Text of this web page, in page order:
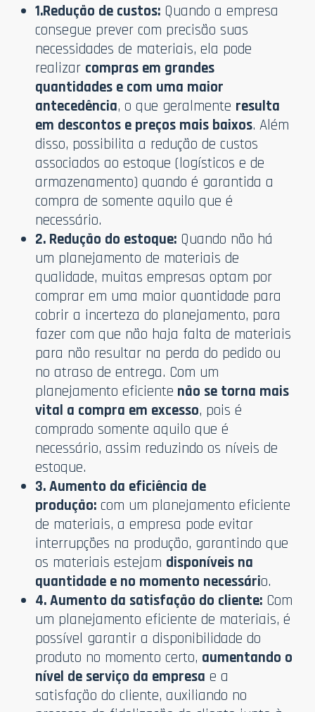
1.Redução de custos: Quando a empresa
consegue prever com precisão suas
necessidades de materiais, ela pode
realizar compras em grandes
quantidades e com uma maior
antecedência, o que geralmente resulta
em descontos e preços mais baixos. Além
disso, possibilita a redução de custos
associados ao estoque (logísticos e de
armazenamento) quando é garantida a
compra de somente aquilo que é
necessário.
2. Redução do estoque: Quando não há
um planejamento de materiais de
qualidade, muitas empresas optam por
comprar em uma maior quantidade para
cobrir a incerteza do planejamento, para
fazer com que não haja falta de materiais
para não resultar na perda do pedido ou
no atraso de entrega. Com um
planejamento eficiente não se torna mais
vital a compra em excesso, pois é
comprado somente aquilo que é
necessário, assim reduzindo os níveis de
estoque.
3. Aumento da eficiência de
produção: com um planejamento eficiente
de materiais, a empresa pode evitar
interrupções na produção, garantindo que
os materiais estejam disponíveis na
quantidade e no momento necessário.
4. Aumento da satisfação do cliente: Com
um planejamento eficiente de materiais, é
possível garantir a disponibilidade do
produto no momento certo, aumentando o
nível de serviço da empresa e a
satisfação do cliente, auxiliando no